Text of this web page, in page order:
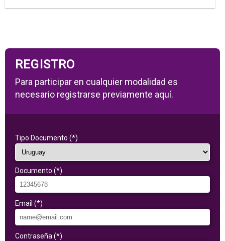
REGISTRO
Para participar en cualquier modalidad es
necesario registrarse previamente aquí.
Tipo Documento (*)
Documento (*)
Email (*)
Contraseña (*)